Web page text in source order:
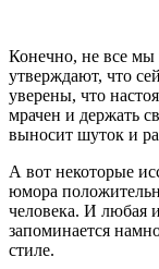
Конечно, не все
утверждают, что
уверены, что
мрачен и держать
выносит шуток и
А вот некоторые
юмора
человека. И любая
запоминается
стиле.